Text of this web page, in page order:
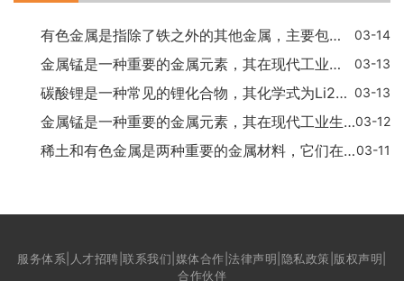
有色金属是指除了铁之外的其他金属，主要包括铜、铝、镁、铸铜合金、铅、锌、钴、镍、钨、钛、锆等。下面将分别介绍这些有色金属的特性和应用领域。铜铜是一种重要的有色金属 03-14
金属锰是一种重要的金属元素，其在现代工业生产和生活中有着广泛的应用。金属锰属于有色金属吗？这是一个值得探究的问题。本文将详细介绍金属锰的特点和分类，以及解答它是否 03-13
碳酸锂是一种常见的锂化合物，其化学式为Li2CO3。由于锂在周期表上属于第一族元素，与钠、钾等金属元素的性质类似，因此很多人可能会误认为碳酸锂是一种有色金属。实际上，碳酸 03-13
金属锰是一种重要的金属元素，其在现代工业生产和生活中有着广泛的应用。金属锰属于有色金属吗？这是一个值得探究的问题。本文将详细介绍金属锰的特点和分类，以及解答它是否03-12
稀土和有色金属是两种重要的金属材料，它们在不同领域具有广泛的应用。虽然两者都是金属，但它们在化学和物理特性以及应用领域方面存在很大的区别。化学特性的区别稀土指的是03-11
服务体系|人才招聘|联系我们|媒体合作|法律声明|隐私政策|版权声明|
合作伙伴